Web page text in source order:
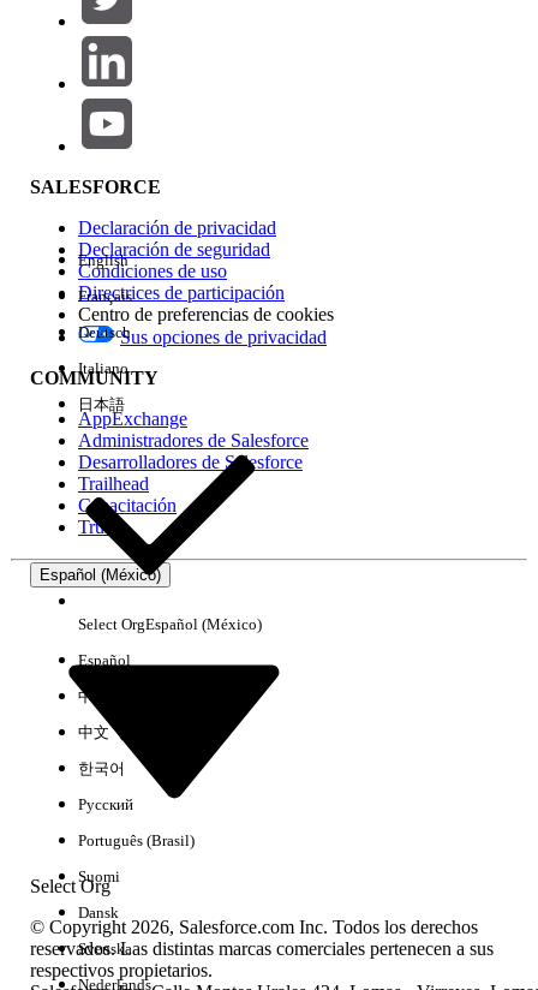
Área de productos
Repercusión de función
Edición
Experiencia
No hay resultados
SALESFORCE
Declaración de privacidad
Declaración de seguridad
Condiciones de uso
Directrices de participación
Centro de preferencias de cookies
Sus opciones de privacidad
COMMUNITY
AppExchange
Administradores de Salesforce
Desarrolladores de Salesforce
Trailhead
Capacitación
Trust
Español (México)
Select Org
English
Français
Deutsch
Italiano
日本語
Select OrgEspañol (México)
Español
中文（简体）
中文（繁體）
한국어
Русский
Português (Brasil)
Suomi
Dansk
Svenska
Nederlands
© Copyright 2026, Salesforce.com Inc. Todos los derechos
reservados. Las distintas marcas comerciales pertenecen a sus
respectivos propietarios.